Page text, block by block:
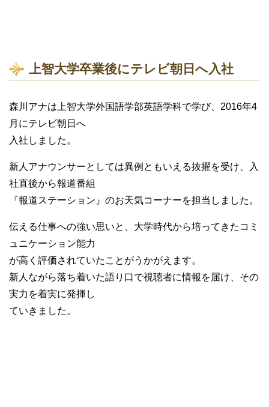
上智大学卒業後にテレビ朝日へ入社
森川アナは上智大学外国語学部英語学科で学び、2016年4
月にテレビ朝日へ
入社しました。
新人アナウンサーとしては異例ともいえる抜擢を受け、入
社直後から報道番組
『報道ステーション』のお天気コーナーを担当しました。
伝える仕事への強い思いと、大学時代から培ってきたコミ
ュニケーション能力
が高く評価されていたことがうかがえます。
新人ながら落ち着いた語り口で視聴者に情報を届け、その
実力を着実に発揮し
ていきました。